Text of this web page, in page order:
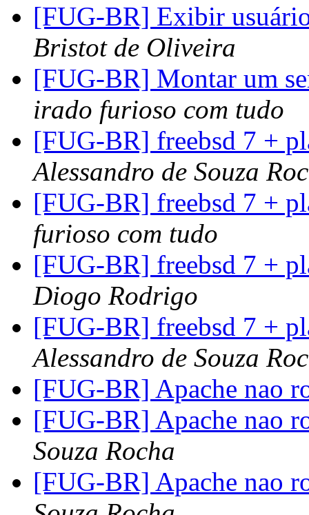
[FUG-BR] Exibir
Bristot de Oliveira
[FUG-BR] Montar um
irado furioso com tudo
[FUG-BR] freebsd 7 +
Alessandro de Souza
[FUG-BR] freebsd 7 +
furioso com tudo
[FUG-BR] freebsd 7 +
Diogo Rodrigo
[FUG-BR] freebsd 7 +
Alessandro de Souza
[FUG-BR] Apache nao
[FUG-BR] Apache nao
Souza Rocha
[FUG-BR] Apache nao